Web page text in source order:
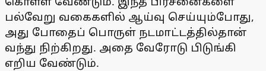
பல்வேறு வகைகளில் ஆய்வு செய்யும்போது,
அது போதைப் பொருள் நடமாட்டத்தில்தான்
வந்து நிற்கிறது. அதை வேரோடு பிடுங்கி
எறிய வேண்டும்.